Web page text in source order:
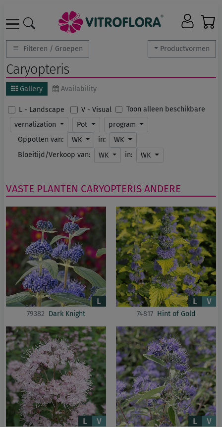
Productvormen
Filteren / Groepen
Caryopteris
Gallery Availability
L - Landscape V - Visual
Toon alleen beschikbare
vernalization
Pot
program
Oppotten van:
WK in:
WK
Bloeitijd/Verkoop van:
WK in: WK
VASTE PLANTEN CARYOPTERIS ANDERE
79382 Dark Knight 74817 Hint of Gold